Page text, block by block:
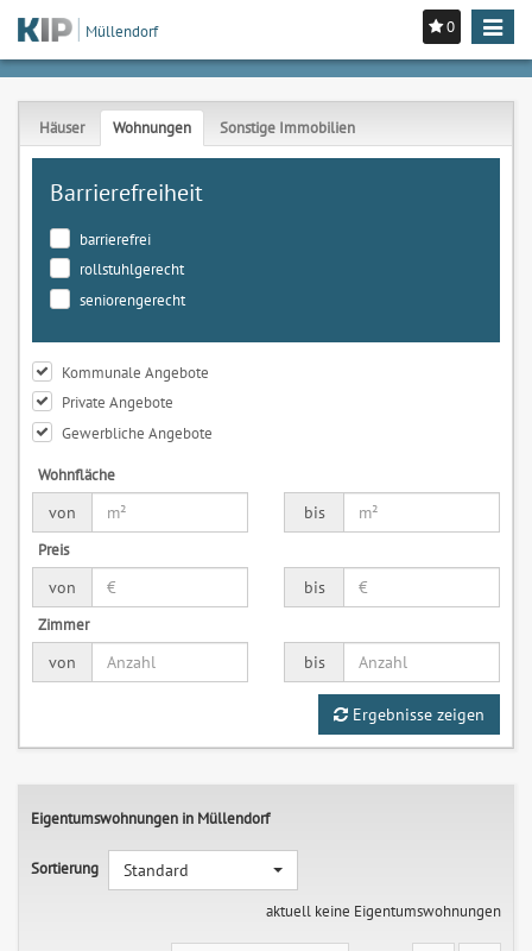
0
Toggle
Müllendorf
Häuser Wohnungen Sonstige Immobilien
Barrierefreiheit
barrierefrei
rollstuhlgerecht
seniorengerecht
Kommunale Angebote
Private Angebote
Gewerbliche Angebote
Wohnfläche
von
bis
Preis
von
bis
Zimmer
von
bis
Ergebnisse zeigen
Eigentumswohnungen in Müllendorf
Sortierung
Standard
aktuell keine Eigentumswohnungen